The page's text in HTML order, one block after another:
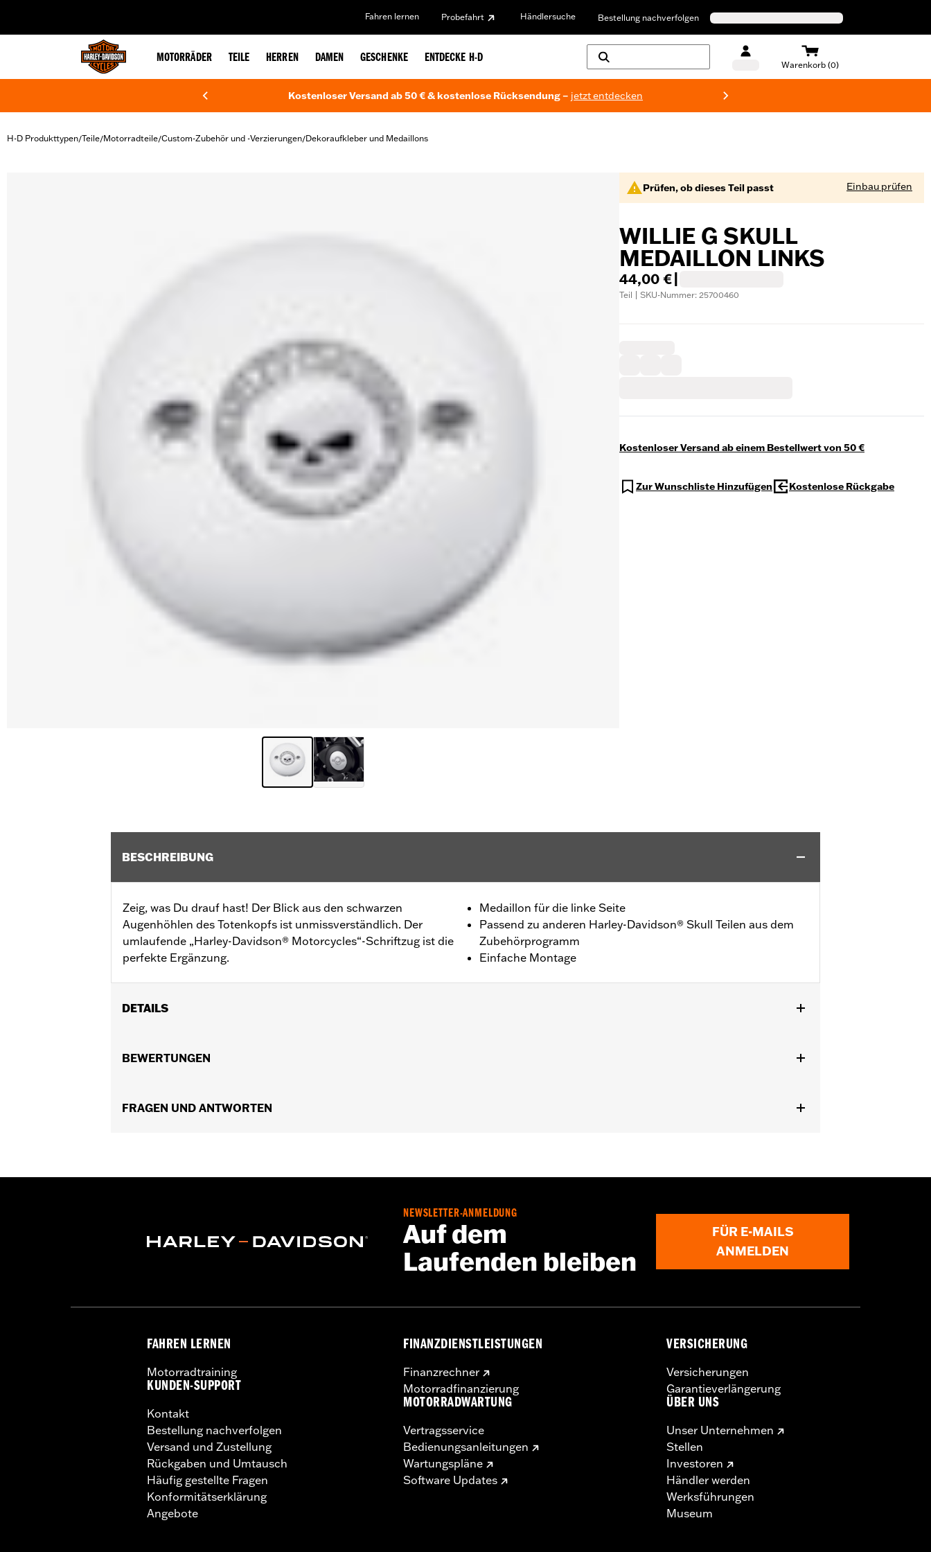
Fahren lernen Probefahrt Händlersuche Bestellung nachverfolgen
MOTORRÄDER TEILE HERREN DAMEN GESCHENKE ENTDECKE H-D
Warenkorb (0)
Kostenloser Versand ab 50 € & kostenlose Rücksendung – jetzt entdecken
H-D Produkttypen/Teile/Motorradteile/Custom-Zubehör und -Verzierungen/Dekoraufkleber und Medaillons
Prüfen, ob dieses Teil passt Einbau prüfen
WILLIE G SKULL
MEDAILLON LINKS
44,00 €
Teil | SKU-Nummer: 25700460
Kostenloser Versand ab einem Bestellwert von 50 €
Zur Wunschliste Hinzufügen Kostenlose Rückgabe
BESCHREIBUNG
Zeig, was Du drauf hast! Der Blick aus den schwarzen
Augenhöhlen des Totenkopfs ist unmissverständlich. Der
umlaufende „Harley-Davidson® Motorcycles“-Schriftzug ist die
perfekte Ergänzung.
Medaillon für die linke Seite
Passend zu anderen Harley-Davidson® Skull Teilen aus dem
Zubehörprogramm
Einfache Montage
DETAILS
Installationsanleitung
Material:Aluminiumdruckguss
BEWERTUNGEN
FRAGEN UND ANTWORTEN
NEWSLETTER-ANMELDUNG
Auf dem
Laufenden bleiben
FÜR E-MAILS
ANMELDEN
FAHREN LERNEN
Motorradtraining
KUNDEN-SUPPORT
Kontakt
Bestellung nachverfolgen
Versand und Zustellung
Rückgaben und Umtausch
Häufig gestellte Fragen
Konformitätserklärung
Angebote
FINANZDIENSTLEISTUNGEN
Finanzrechner
Motorradfinanzierung
MOTORRADWARTUNG
Vertragsservice
Bedienungsanleitungen
Wartungspläne
Software Updates
VERSICHERUNG
Versicherungen
Garantieverlängerung
ÜBER UNS
Unser Unternehmen
Stellen
Investoren
Händler werden
Werksführungen
Museum